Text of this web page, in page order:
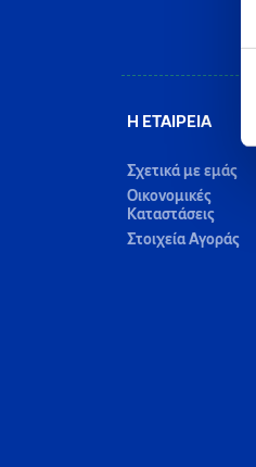
Η ΕΤΑΙΡΕΙΑ
Σχετικά με εμάς
Οικονομικές
Καταστάσεις
Στοιχεία Αγοράς